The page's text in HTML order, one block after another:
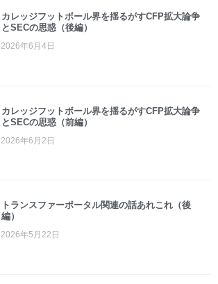
カレッジフットボール界を揺るがすCFP拡大論争
とSECの思惑（後編）
2026年6月4日
カレッジフットボール界を揺るがすCFP拡大論争
とSECの思惑（前編）
2026年6月2日
トランスファーポータル関連の話あれこれ（後
編）
2026年5月22日